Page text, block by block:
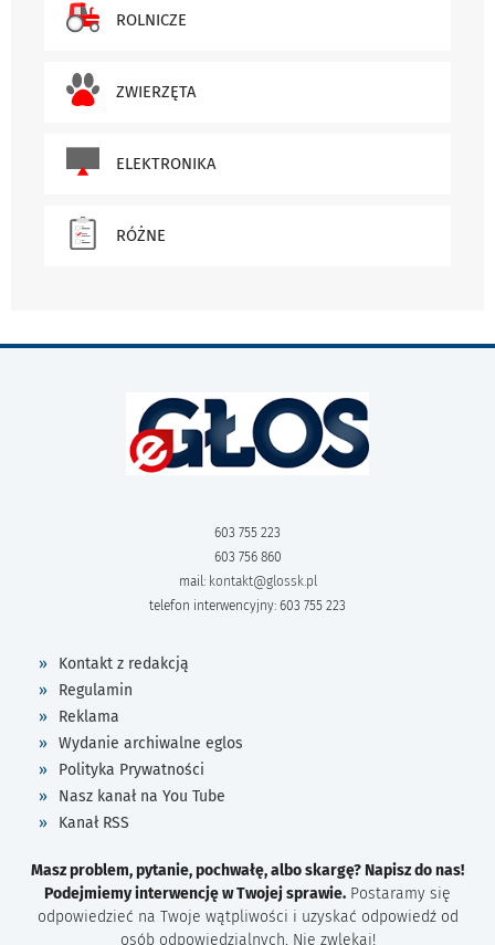
ROLNICZE
ZWIERZĘTA
ELEKTRONIKA
RÓŻNE
603 755 223
603 756 860
mail: kontakt@glossk.pl
telefon interwencyjny: 603 755 223
Kontakt z redakcją
Regulamin
Reklama
Wydanie archiwalne eglos
Polityka Prywatności
Nasz kanał na You Tube
Kanał RSS
Masz problem, pytanie, pochwałę, albo skargę? Napisz do nas!
Podejmiemy interwencję w Twojej sprawie. Postaramy się
odpowiedzieć na Twoje wątpliwości i uzyskać odpowiedź od
osób odpowiedzialnych. Nie zwlekaj!